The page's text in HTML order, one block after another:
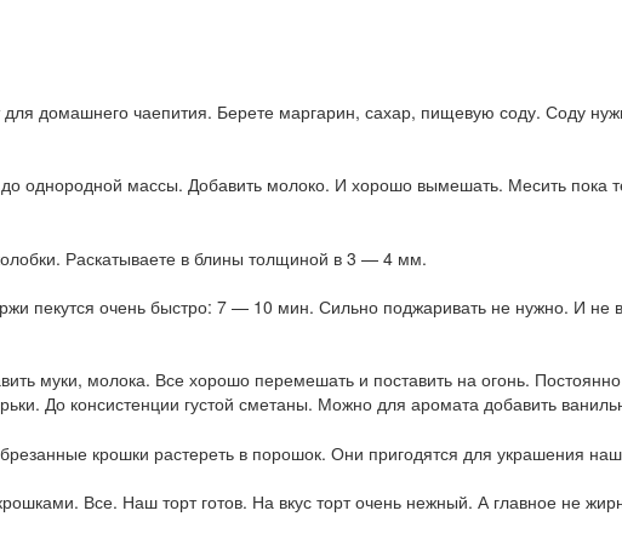
домашнего чаепития. Берете маргарин, сахар, пищевую соду. Соду
однородной массы. Добавить молоко. И хорошо вымешать. Месить пока
Раскатываете в блины толщиной в 3 — 4 мм.
пекутся очень быстро: 7 — 10 мин. Сильно поджаривать не нужно. И не
муки, молока. Все хорошо перемешать и поставить на огонь.
До консистенции густой сметаны. Можно для аромата добавить
крошки растереть в порошок. Они пригодятся для украшения
Все. Наш торт готов. На вкус торт очень нежный. А главное не